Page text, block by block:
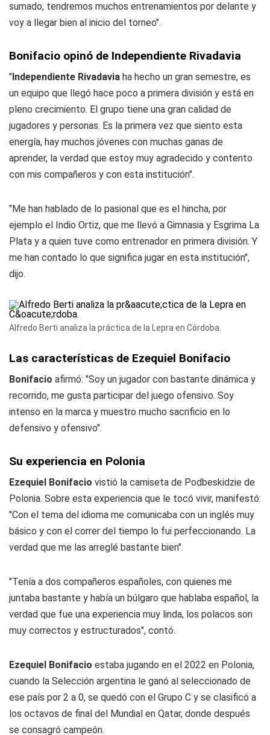
sumado, tendremos muchos entrenamientos por delante y
voy a llegar bien al inicio del torneo".
Bonifacio opinó de Independiente Rivadavia
"Independiente Rivadavia ha hecho un gran semestre, es
un equipo que llegó hace poco a primera división y está en
pleno crecimiento. El grupo tiene una gran calidad de
jugadores y personas. Es la primera vez que siento esta
energía, hay muchos jóvenes con muchas ganas de
aprender, la verdad que estoy muy agradecido y contento
con mis compañeros y con esta institución".
"Me han hablado de lo pasional que es el hincha, por
ejemplo el Indio Ortiz, que me llevó a Gimnasia y Esgrima La
Plata y a quien tuve como entrenador en primera división. Y
me han contado lo que significa jugar en esta institución",
dijo.
Alfredo Berti analiza la práctica de la Lepra en Córdoba.
Las características de Ezequiel Bonifacio
Bonifacio afirmó: "Soy un jugador con bastante dinámica y
recorrido, me gusta participar del juego ofensivo. Soy
intenso en la marca y muestro mucho sacrificio en lo
defensivo y ofensivo".
Su experiencia en Polonia
Ezequiel Bonifacio vistió la camiseta de Podbeskidzie de
Polonia. Sobre esta experiencia que le tocó vivir, manifestó:
"Con el tema del idioma me comunicaba con un inglés muy
básico y con el correr del tiempo lo fui perfeccionando. La
verdad que me las arreglé bastante bien".
"Tenía a dos compañeros españoles, con quienes me
juntaba bastante y había un búlgaro que hablaba español, la
verdad que fue una experiencia muy linda, los polacos son
muy correctos y estructurados", contó.
Ezequiel Bonifacio estaba jugando en el 2022 en Polonia,
cuando la Selección argentina le ganó al seleccionado de
ese país por 2 a 0, se quedó con el Grupo C y se clasificó a
los octavos de final del Mundial en Qatar, donde después
se consagró campeón.